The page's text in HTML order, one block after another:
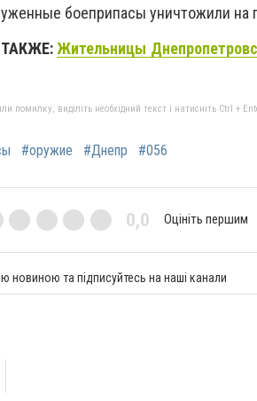
боеприпасы уничтожили на
ТАКЖЕ:Жительницы
помилку, виділіть необхідний текст і натисніть Ctrl +
#оружие #Днепр #056
0,0 Оцініть першим
новиною та підписуйтесь на наші канали